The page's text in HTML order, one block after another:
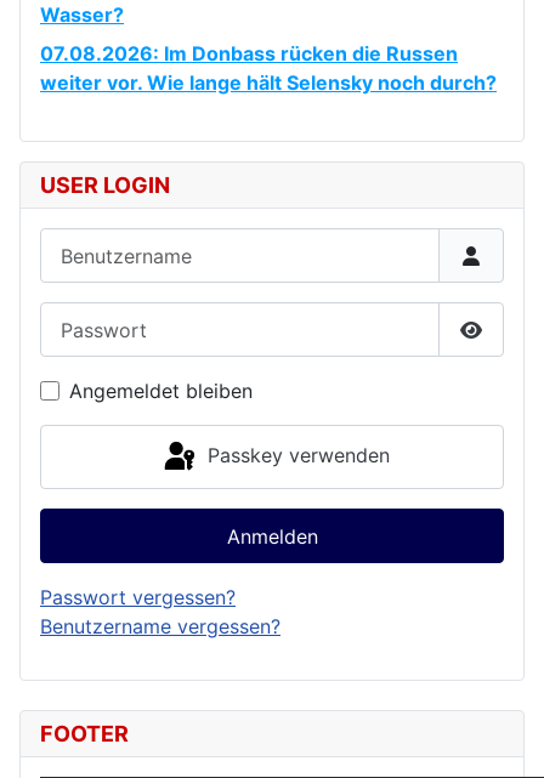
Wasser?
07.08.2026: Im Donbass rücken die Russen
weiter vor. Wie lange hält Selensky noch durch?
USER LOGIN
Angemeldet bleiben
Passkey verwenden
Anmelden
Passwort vergessen?
Benutzername vergessen?
FOOTER